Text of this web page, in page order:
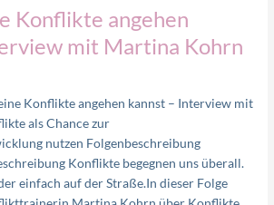
Konflikte angehen
mit Martina Kohrn
Konflikte angehen kannst – Interview mit
als Chance zur
nutzen Folgenbeschreibung
Konflikte begegnen uns überall.
einfach auf der Straße.In dieser Folge